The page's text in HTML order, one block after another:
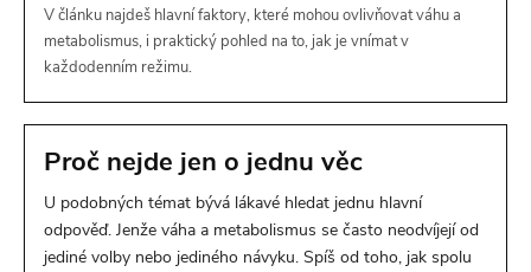
V článku najdeš hlavní faktory, které mohou ovlivňovat váhu a
metabolismus, i praktický pohled na to, jak je vnímat v
každodenním režimu.
Proč nejde jen o jednu věc
U podobných témat bývá lákavé hledat jednu hlavní
odpověď. Jenže váha a metabolismus se často neodvíjejí od
jediné volby nebo jediného návyku. Spíš od toho, jak spolu